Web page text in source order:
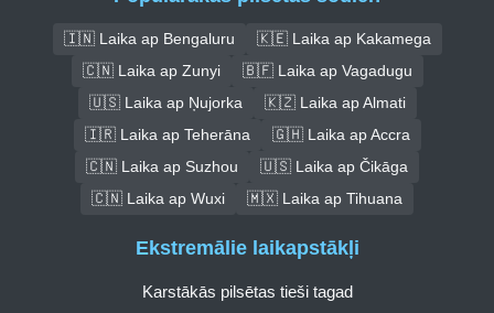
🇮🇳 Laika ap Bengaluru
🇰🇪 Laika ap Kakamega
🇨🇳 Laika ap Zunyi
🇧🇫 Laika ap Vagadugu
🇺🇸 Laika ap Ņujorka
🇰🇿 Laika ap Almati
🇮🇷 Laika ap Teherāna
🇬🇭 Laika ap Accra
🇨🇳 Laika ap Suzhou
🇺🇸 Laika ap Čikāga
🇨🇳 Laika ap Wuxi
🇲🇽 Laika ap Tihuana
Ekstremālie laikapstākļi
Karstākās pilsētas tieši tagad